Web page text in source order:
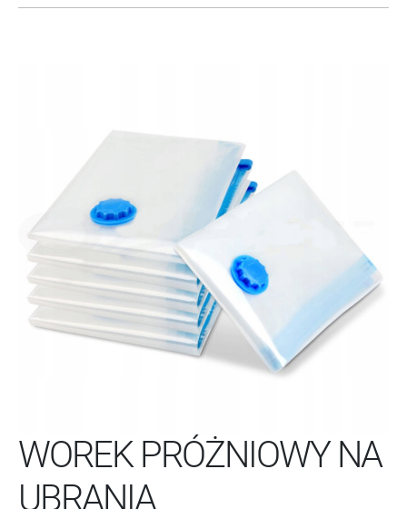
WOREK PRÓŻNIOWY NA
UBRANIA